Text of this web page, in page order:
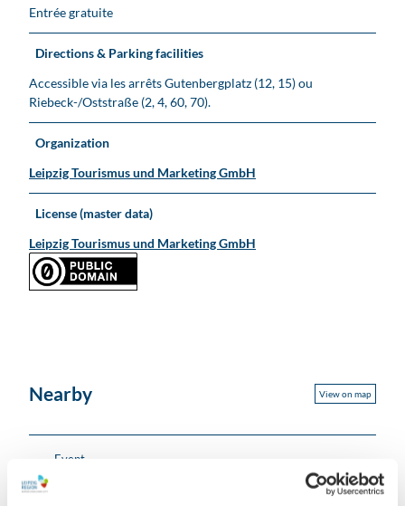
Entrée gratuite
Directions & Parking facilities
Accessible via les arrêts Gutenbergplatz (12, 15) ou
Riebeck-/Oststraße (2, 4, 60, 70).
Organization
Leipzig Tourismus und Marketing GmbH
License (master data)
Leipzig Tourismus und Marketing GmbH
Nearby View on map
Event